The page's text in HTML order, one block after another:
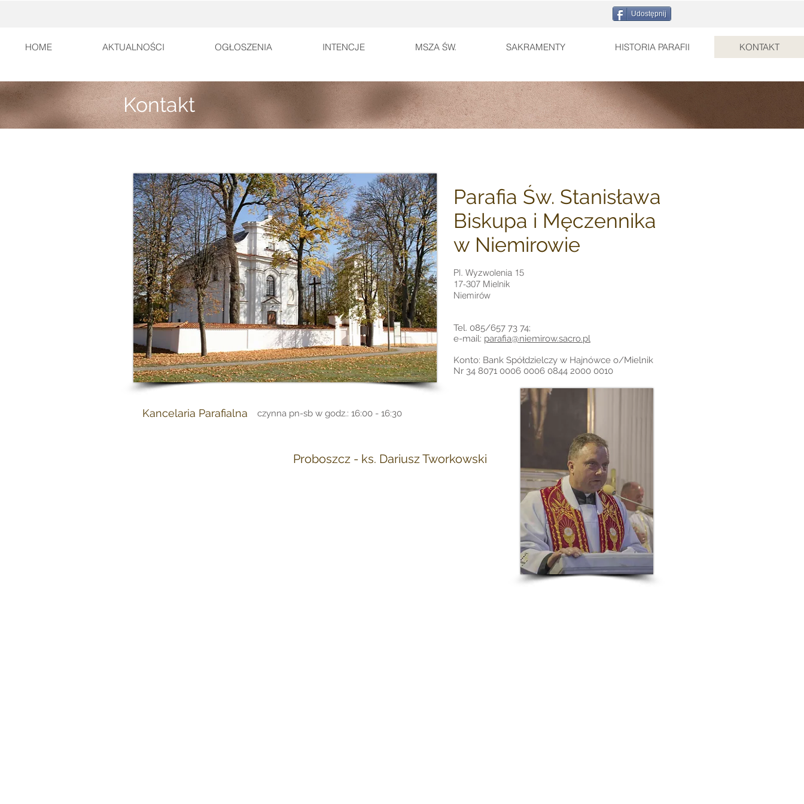
Udostępnij
HOME AKTUALNOŚCI OGŁOSZENIA INTENCJE MSZA ŚW. SAKRAMENTY HISTORIA PARAFII KONTAKT
Kontakt
Parafia Św. Stanisława
Biskupa i Męczennika
w Niemirowie
Pl. Wyzwolenia 15
17-307 Mielnik
Niemirów
Tel. 085/657 73 74;
e-mail: parafia@niemirow.sacro.pl
Konto: Bank Spółdzielczy w Hajnówce o/Mielnik
Nr 34 8071 0006 0006 0844 2000 0010
Kancelaria Parafialna czynna pn-sb w godz.: 16:00 - 16:30
Proboszcz - ks. Dariusz Tworkowski